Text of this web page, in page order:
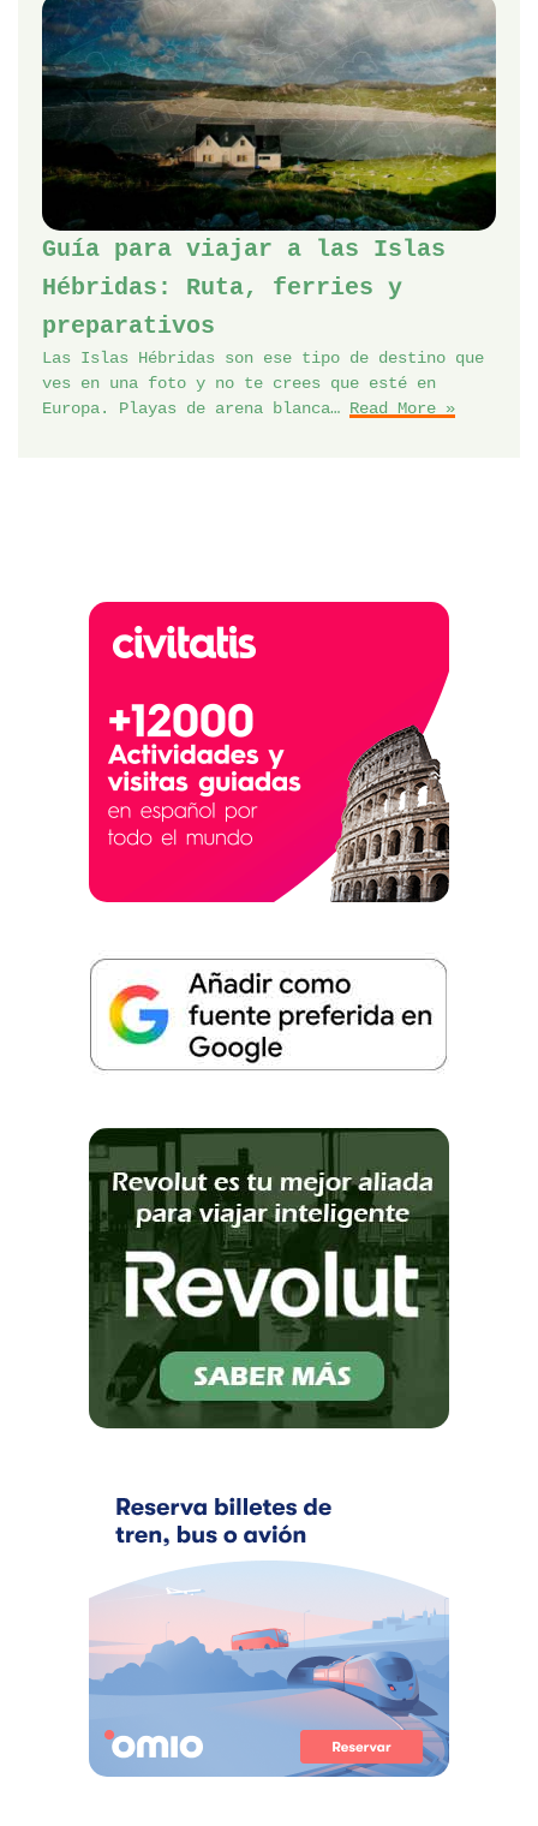
Guía para viajar a las Islas
Hébridas: Ruta, ferries y
preparativos
Las Islas Hébridas son ese tipo de destino que
ves en una foto y no te crees que esté en
Europa. Playas de arena blanca… Read More »